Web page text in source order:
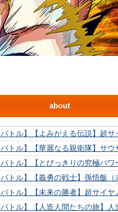
about
め！
とめ！
バトル】【よみがえる伝説】超
バトル】【華麗なる親衛隊】サ
バトル】【とびっきりの究極パ
バトル】【義勇の戦士】孫悟飯
バトル】【未来の勝者】超サイ
バトル】【人造人間たちの旅】